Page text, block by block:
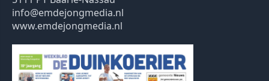
info@emdejongmedia.nl
www.emdejongmedia.nl